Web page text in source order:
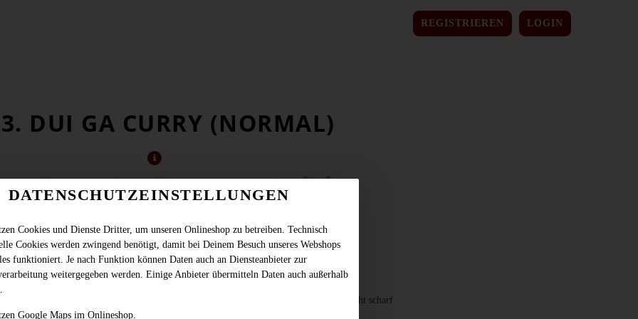
REGISTRIEREN LOGIN
DUI GA CURRY (NORMAL)
(ohne Knochen) mit Rot-Curry, Karotten, Paprika, Zwiebeln und Kokosmilch, leicht scharf
DATENSCHUTZEINSTELLUNGEN
Cookies und Dienste Dritter, um unseren Onlineshop zu betreiben. Technisch
Cookies werden zwingend benötigt, damit bei Deinem Besuch unseres Webshops
funktioniert. Je nach Funktion können Daten auch an Diensteanbieter zur
weitergegeben werden. Einige Anbieter übermitteln Daten auch außerhalb
Google Maps im Onlineshop.